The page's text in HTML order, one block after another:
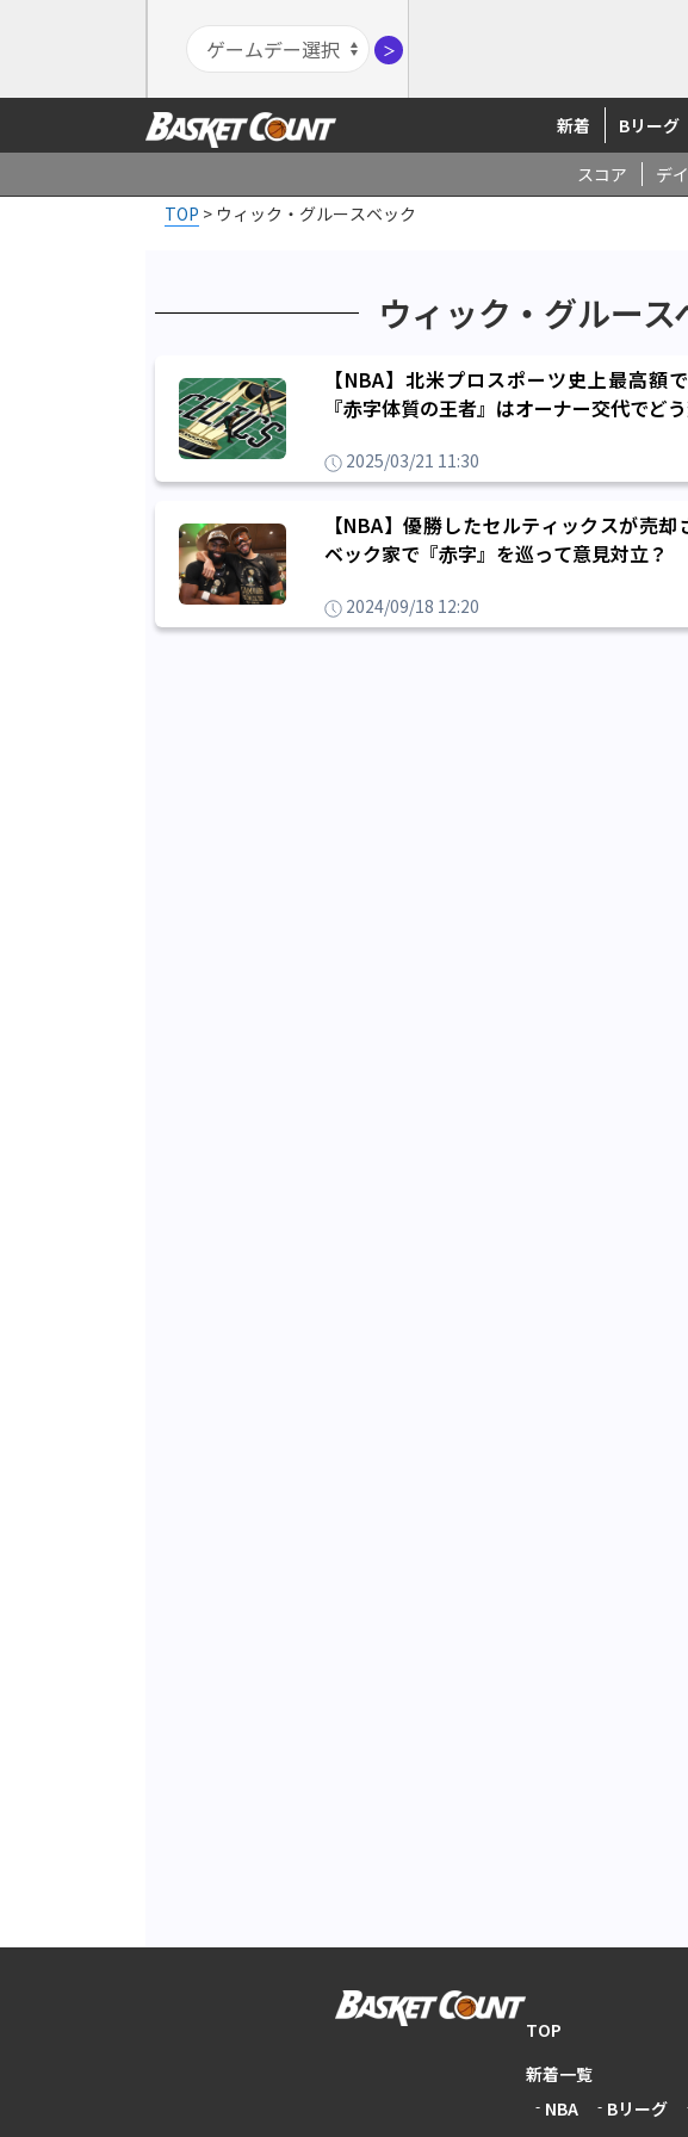
＞
新着 Bリーグ
スコア デ
TOP > ウィック・グルースベック
ウィック・グルース
【NBA】北米プロスポーツ史上最高額
『赤字体質の王者』はオーナー交代でど
2025/03/21 11:30
【NBA】優勝したセルティックスが売
ベック家で『赤字』を巡って意見対立？
2024/09/18 12:20
TOP
新着一覧
NBA
Bリーグ